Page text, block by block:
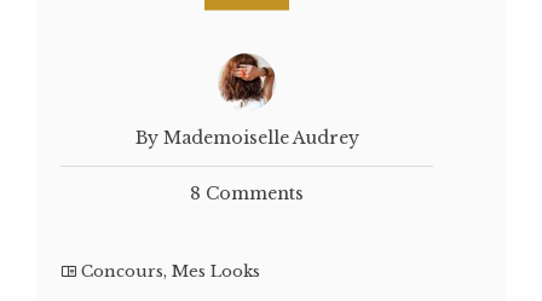
By Mademoiselle Audrey
8 Comments
Concours, Mes Looks